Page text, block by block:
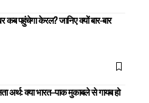
पहुंचेगा केरल? जानिए क्यों बार-बार
अर्थ: क्या भारत–पाक मुकाबले से गायब हो